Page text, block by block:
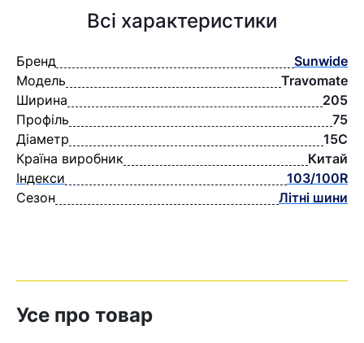
Всі характеристики
Бренд
Sunwide
Модель
Travomate
Ширина
205
Профіль
75
Діаметр
15C
Країна виробник
Китай
Індекси
103/100R
Сезон
Літні шини
Усе про товар